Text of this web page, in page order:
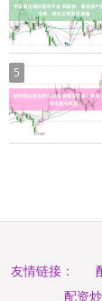
5
友情链接：
配资